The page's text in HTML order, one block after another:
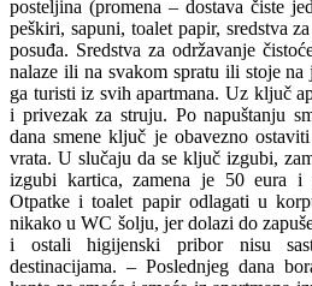
posteljina (promena – dostava čiste
peškiri, sapuni, toalet papir, sredstva
posuđa. Sredstva za održavanje
nalaze ili na svakom spratu ili stoje
ga turisti iz svih apartmana. Uz ključ
i privezak za struju. Po napuštanju
dana smene ključ je obavezno
vrata. U slučaju da se ključ izgubi,
izgubi kartica, zamena je 50 eura
Otpatke i toalet papir odlagati u
nikako u WC šolju, jer dolazi do
i ostali higijenski pribor nisu
destinacijama. – Poslednjeg dana